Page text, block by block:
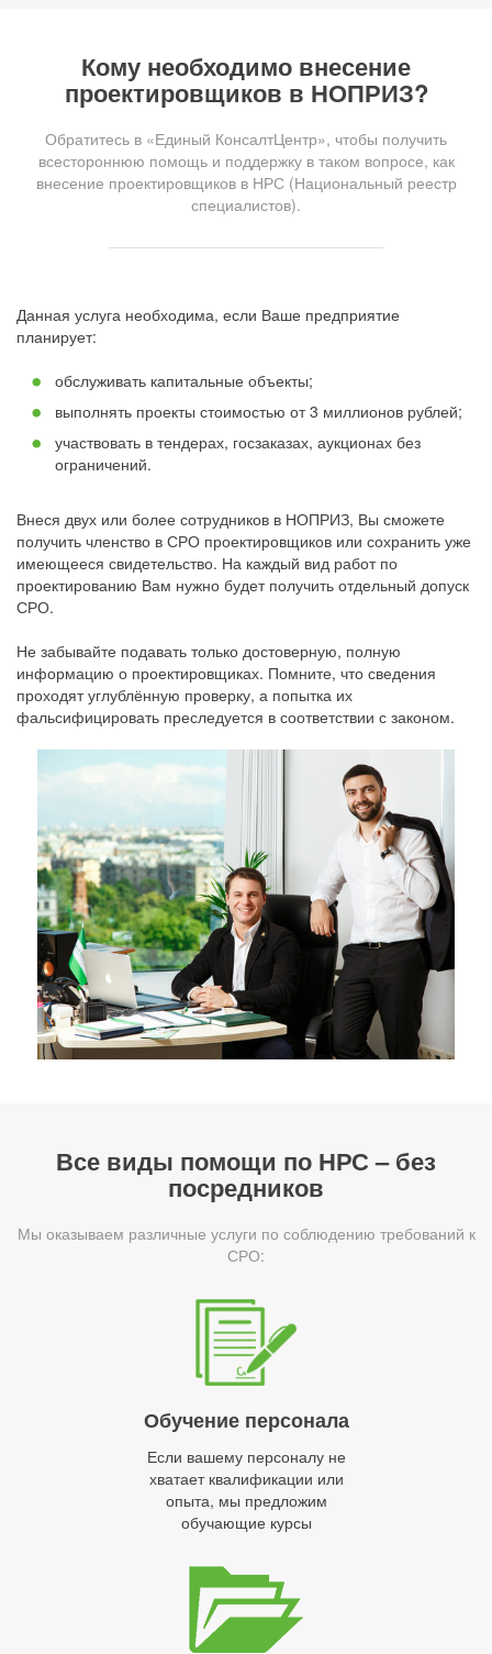
Кому необходимо внесение
проектировщиков в НОПРИЗ?
Обратитесь в «Единый КонсалтЦентр», чтобы получить
всестороннюю помощь и поддержку в таком вопросе, как
внесение проектировщиков в НРС (Национальный реестр
специалистов).
Данная услуга необходима, если Ваше предприятие
планирует:
обслуживать капитальные объекты;
выполнять проекты стоимостью от 3 миллионов рублей;
участвовать в тендерах, госзаказах, аукционах без
ограничений.
Внеся двух или более сотрудников в НОПРИЗ, Вы сможете
получить членство в СРО проектировщиков или сохранить уже
имеющееся свидетельство. На каждый вид работ по
проектированию Вам нужно будет получить отдельный допуск
СРО.
Не забывайте подавать только достоверную, полную
информацию о проектировщиках. Помните, что сведения
проходят углублённую проверку, а попытка их
фальсифицировать преследуется в соответствии с законом.
Все виды помощи по НРС – без
посредников
Мы оказываем различные услуги по соблюдению требований к
СРО:
Обучение персонала
Если вашему персоналу не
хватает квалификации или
опыта, мы предложим
обучающие курсы